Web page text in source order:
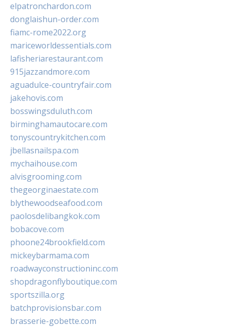
elpatronchardon.com
donglaishun-order.com
fiamc-rome2022.org
mariceworldessentials.com
lafisheriarestaurant.com
915jazzandmore.com
aguadulce-countryfair.com
jakehovis.com
bosswingsduluth.com
birminghamautocare.com
tonyscountrykitchen.com
jbellasnailspa.com
mychaihouse.com
alvisgrooming.com
thegeorginaestate.com
blythewoodseafood.com
paolosdelibangkok.com
bobacove.com
phoone24brookfield.com
mickeybarmama.com
roadwayconstructioninc.com
shopdragonflyboutique.com
sportszilla.org
batchprovisionsbar.com
brasserie-gobette.com